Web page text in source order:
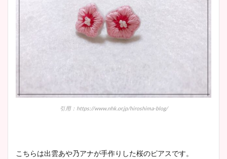
引用：https://www.nhk.or.jp/hiroshima-blog/
こちらは出雲あや乃アナが手作りした桜のピアスです。